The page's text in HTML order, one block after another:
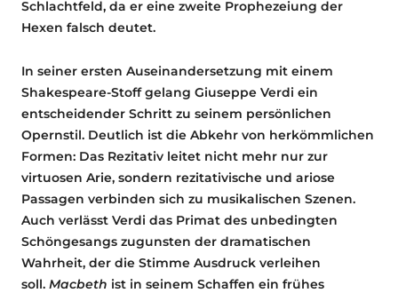
Schlachtfeld, da er eine zweite Prophezeiung der
Hexen falsch deutet.
In seiner ersten Auseinandersetzung mit einem
Shakespeare-Stoff gelang Giuseppe Verdi ein
entscheidender Schritt zu seinem persönlichen
Opernstil. Deutlich ist die Abkehr von herkömmlichen
Formen: Das Rezitativ leitet nicht mehr nur zur
virtuosen Arie, sondern rezitativische und ariose
Passagen verbinden sich zu musikalischen Szenen.
Auch verlässt Verdi das Primat des unbedingten
Schöngesangs zugunsten der dramatischen
Wahrheit, der die Stimme Ausdruck verleihen
soll. Macbeth ist in seinem Schaffen ein frühes